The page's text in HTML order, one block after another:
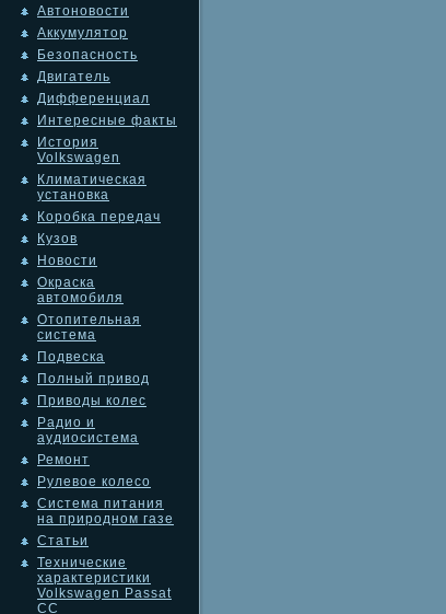
Автоновости
Аккумулятор
Безопасность
Двигатель
Дифференциал
Интересные факты
История
Volkswagen
Климатическая
установка
Коробка передач
Кузов
Новости
Окраска
автомобиля
Отопительная
система
Подвеска
Полный привод
Приводы колес
Радио и
аудиосистема
Ремонт
Рулевое колесо
Система питания
на природном газе
Статьи
Технические
характеристики
Volkswagen Passat
CC